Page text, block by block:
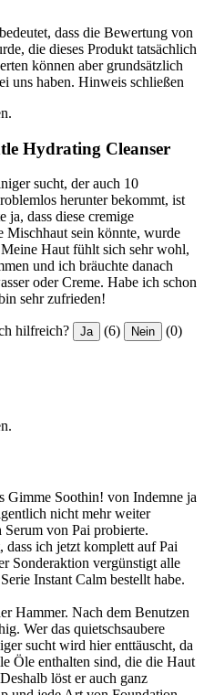
dass die Bewertung von
die dieses Produkt tatsächlich
können aber grundsätzlich
uns haben. Hinweis schließen
Hydrating Cleanser
sucht, der auch 10
herunter bekommt, ist
ja, dass diese cremige
Mischhaut sein könnte, wurde
Haut fühlt sich sehr wohl,
und ich bräuchte danach
oder Creme. Habe ich schon
sehr zufrieden!
hilfreich? Ja (6) Nein (0)
Gimme Soothin! von Indemne ja
nicht mehr weiter
Serum von Pai probierte.
ich jetzt komplett auf Pai
Sonderaktion vergünstigt alle
Instant Calm bestellt habe.
Hammer. Nach dem Benutzen
Wer das quietschsaubere
sucht wird hier enttäuscht, da
Öle enthalten sind, die die Haut
löst er auch ganz